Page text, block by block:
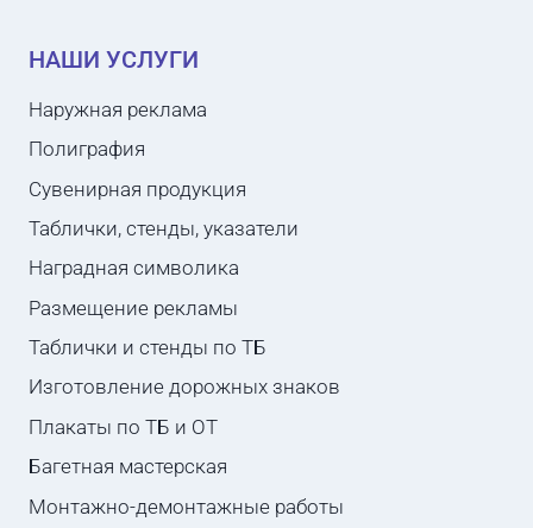
НАШИ УСЛУГИ
Наружная реклама
Полиграфия
Сувенирная продукция
Таблички, стенды, указатели
Наградная символика
Размещение рекламы
Таблички и стенды по ТБ
Изготовление дорожных знаков
Плакаты по ТБ и ОТ
Багетная мастерская
Монтажно-демонтажные работы